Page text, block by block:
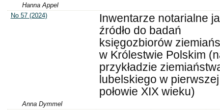
Hanna Appel
No 57 (2024)
Inwentarze notarialne
źródło do badań
księgozbiorów
w Królestwie Polskim
przykładzie
lubelskiego w pierwszej
połowie XIX wieku)
Anna Dymmel